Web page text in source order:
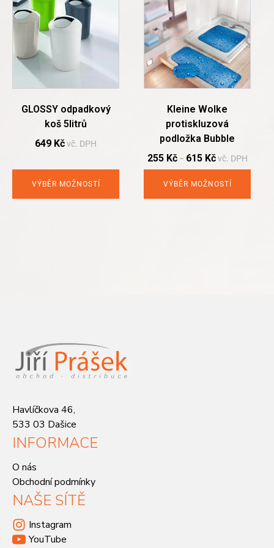
GLOSSY odpadkový
koš 5litrů
649 Kčvč. DPH
VÝBĚR MOŽNOSTÍ
has
multiple
The
options
be
product
Kleine Wolke
protiskluzová
podložka Bubble
255 Kč– 615 Kč vč. DPH
VÝBĚR MOŽNOSTÍ
has
multiple
variants.
The
options
may
be
product
page
Havlíčkova 46,
533 03 Dašice
INFORMACE
O nás
Obchodní podmínky
NAŠE SÍTĚ
Instagram
YouTube